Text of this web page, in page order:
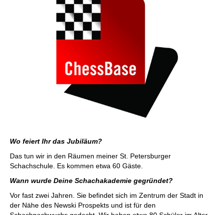
Wo feiert Ihr das Jubiläum?
Das tun wir in den Räumen meiner St. Petersburger
Schachschule. Es kommen etwa 60 Gäste.
Wann wurde Deine Schachakademie gegründet?
Vor fast zwei Jahren. Sie befindet sich im Zentrum der Stadt in
der Nähe des Newski Prospekts und ist für den